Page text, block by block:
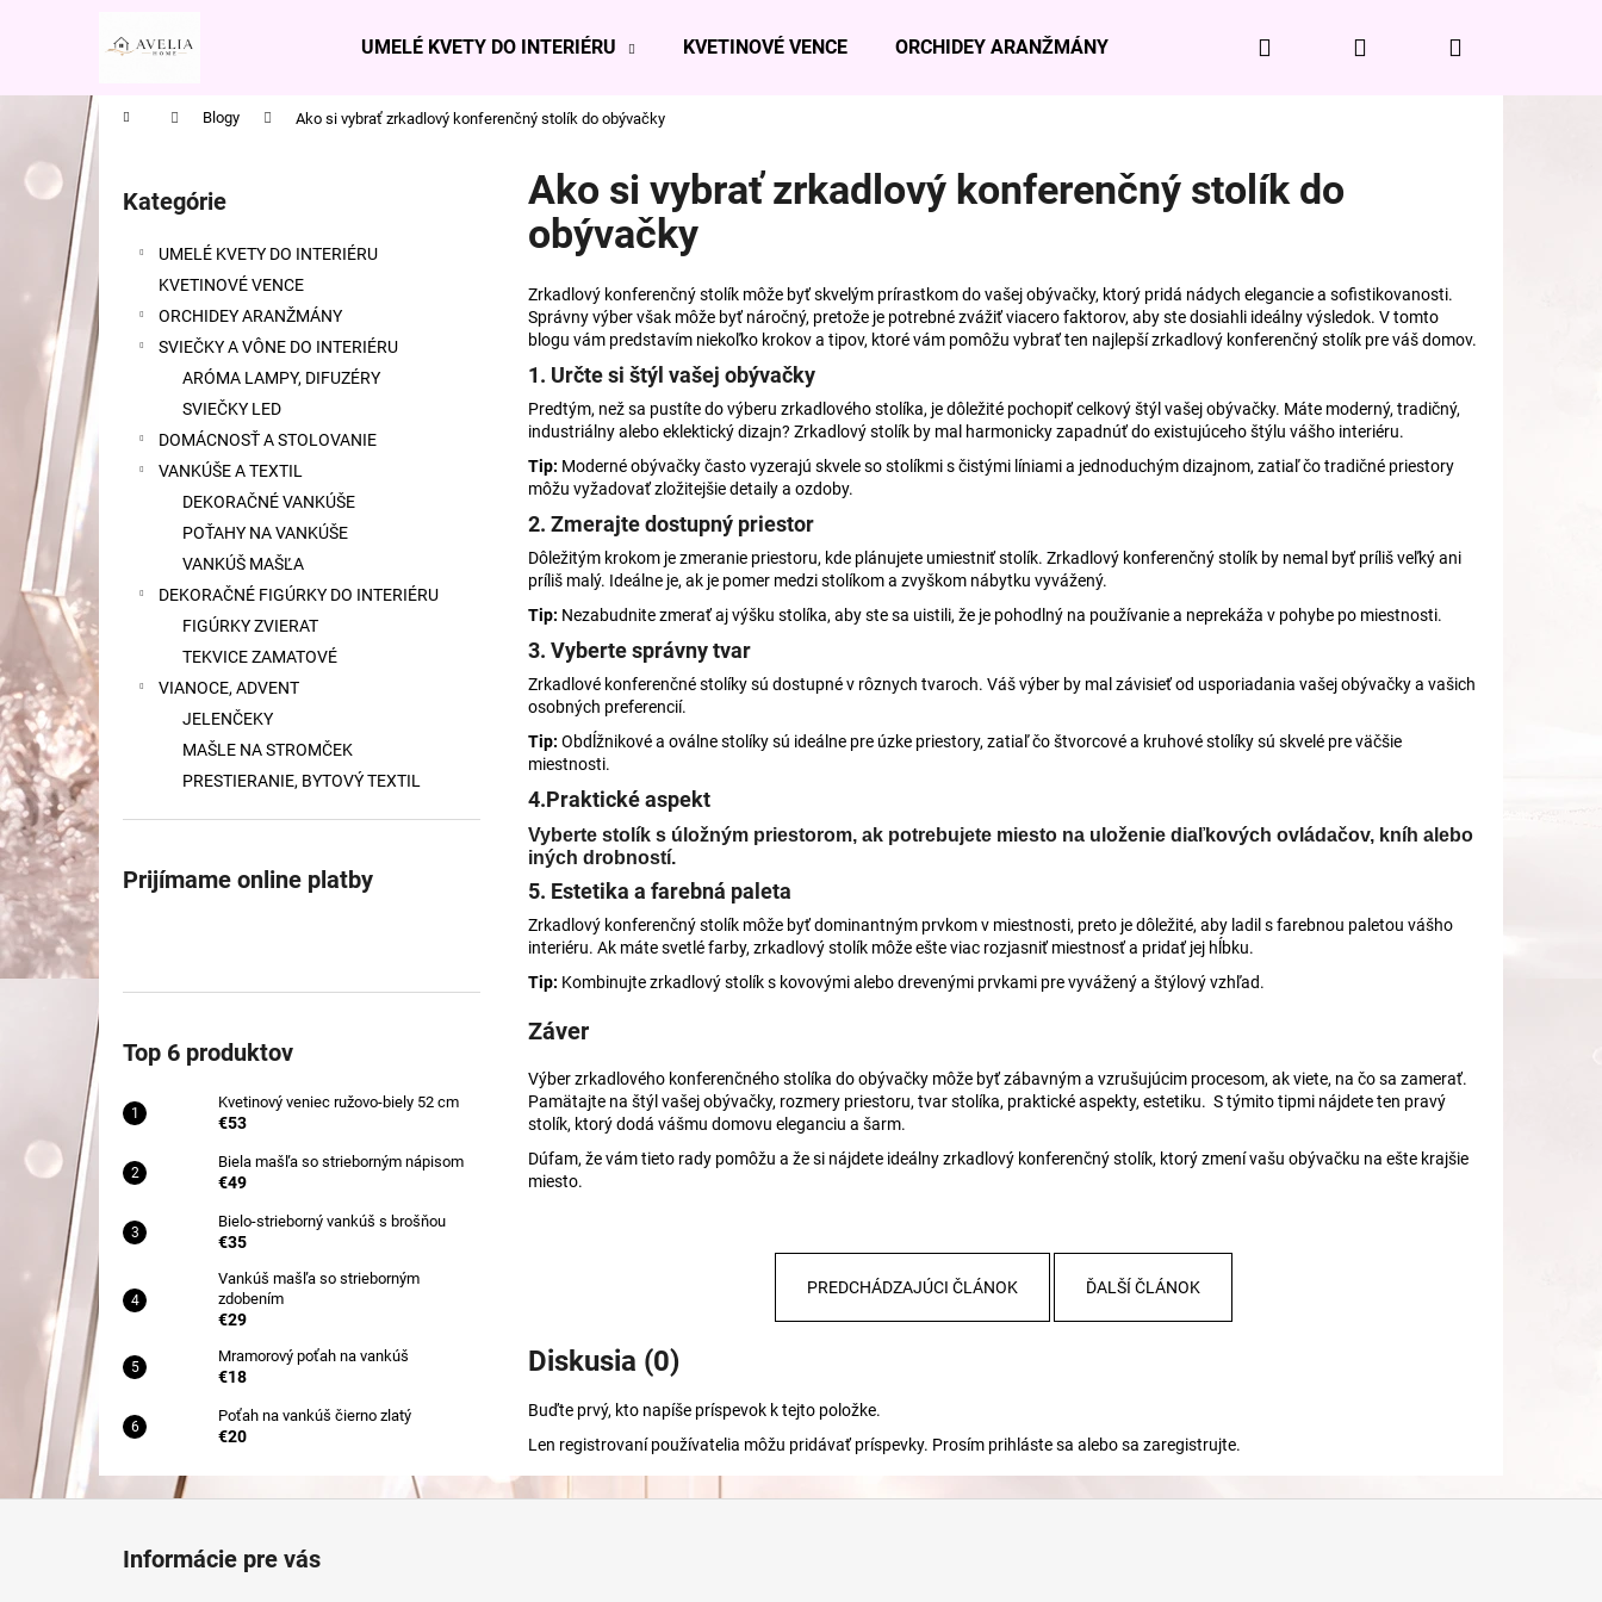
UMELÉ KVETY DO INTERIÉRU KVETINOVÉ VENCE ORCHIDEY ARANŽMÁNY SVIEČKY A VÔNE DO INTERIÉRU
Hľadať PrihlásenieNákupný
Domov Blogy Ako si vybrať zrkadlový konferenčný stolík do obývačky
ý
a
Preskočiť
kategórie
Kategórie
UMELÉ KVETY DO INTERIÉRU
KVETINOVÉ VENCE
ORCHIDEY ARANŽMÁNY
SVIEČKY A VÔNE DO INTERIÉRU
ARÓMA LAMPY, DIFUZÉRY
SVIEČKY LED
DOMÁCNOSŤ A STOLOVANIE
VANKÚŠE A TEXTIL
DEKORAČNÉ VANKÚŠE
POŤAHY NA VANKÚŠE
VANKÚŠ MAŠĽA
DEKORAČNÉ FIGÚRKY DO INTERIÉRU
FIGÚRKY ZVIERAT
TEKVICE ZAMATOVÉ
VIANOCE, ADVENT
JELENČEKY
MAŠLE NA STROMČEK
PRESTIERANIE, BYTOVÝ TEXTIL
Prijímame online platby
Top 6 produktov
Kvetinový veniec ružovo-biely 52 cm
€53
Biela mašľa so strieborným nápisom
€49
Bielo-strieborný vankúš s brošňou
€35
Vankúš mašľa so strieborným
zdobením
€29
Mramorový poťah na vankúš
€18
Poťah na vankúš čierno zlatý
€20
Ako si vybrať zrkadlový konferenčný stolík do
obývačky
Zrkadlový konferenčný stolík môže byť skvelým prírastkom do vašej obývačky, ktorý pridá nádych elegancie a sofistikovanosti.
Správny výber však môže byť náročný, pretože je potrebné zvážiť viacero faktorov, aby ste dosiahli ideálny výsledok. V tomto
blogu vám predstavím niekoľko krokov a tipov, ktoré vám pomôžu vybrať ten najlepší zrkadlový konferenčný stolík pre váš domov.
1. Určte si štýl vašej obývačky
Predtým, než sa pustíte do výberu zrkadlového stolíka, je dôležité pochopiť celkový štýl vašej obývačky. Máte moderný, tradičný,
industriálny alebo eklektický dizajn? Zrkadlový stolík by mal harmonicky zapadnúť do existujúceho štýlu vášho interiéru.
Tip: Moderné obývačky často vyzerajú skvele so stolíkmi s čistými líniami a jednoduchým dizajnom, zatiaľ čo tradičné priestory
môžu vyžadovať zložitejšie detaily a ozdoby.
2. Zmerajte dostupný priestor
Dôležitým krokom je zmeranie priestoru, kde plánujete umiestniť stolík. Zrkadlový konferenčný stolík by nemal byť príliš veľký ani
príliš malý. Ideálne je, ak je pomer medzi stolíkom a zvyškom nábytku vyvážený.
Tip: Nezabudnite zmerať aj výšku stolíka, aby ste sa uistili, že je pohodlný na používanie a neprekáža v pohybe po miestnosti.
3. Vyberte správny tvar
Zrkadlové konferenčné stolíky sú dostupné v rôznych tvaroch. Váš výber by mal závisieť od usporiadania vašej obývačky a vašich
osobných preferencií.
Tip: Obdĺžnikové a oválne stolíky sú ideálne pre úzke priestory, zatiaľ čo štvorcové a kruhové stolíky sú skvelé pre väčšie
miestnosti.
4.Praktické aspekt
Vyberte stolík s úložným priestorom, ak potrebujete miesto na uloženie diaľkových ovládačov, kníh alebo
iných drobností.
5. Estetika a farebná paleta
Zrkadlový konferenčný stolík môže byť dominantným prvkom v miestnosti, preto je dôležité, aby ladil s farebnou paletou vášho
interiéru. Ak máte svetlé farby, zrkadlový stolík môže ešte viac rozjasniť miestnosť a pridať jej hĺbku.
Tip: Kombinujte zrkadlový stolík s kovovými alebo drevenými prvkami pre vyvážený a štýlový vzhľad.
Záver
Výber zrkadlového konferenčného stolíka do obývačky môže byť zábavným a vzrušujúcim procesom, ak viete, na čo sa zamerať.
Pamätajte na štýl vašej obývačky, rozmery priestoru, tvar stolíka, praktické aspekty, estetiku. S týmito tipmi nájdete ten pravý
stolík, ktorý dodá vášmu domovu eleganciu a šarm.
Dúfam, že vám tieto rady pomôžu a že si nájdete ideálny zrkadlový konferenčný stolík, ktorý zmení vašu obývačku na ešte krajšie
miesto.
PREDCHÁDZAJÚCI ČLÁNOK ĎALŠÍ ČLÁNOK
Diskusia (0)
Buďte prvý, kto napíše príspevok k tejto položke.
Len registrovaní používatelia môžu pridávať príspevky. Prosím prihláste sa alebo sa zaregistrujte.
Späť
do
obchodu
Späť
do
obchodu
Čo potrebujete nájsť?
Odporúčame
BIELA MAŠĽA SO STRIEBORNÝM
NÁPISOM
€49
€35
Informácie pre vás